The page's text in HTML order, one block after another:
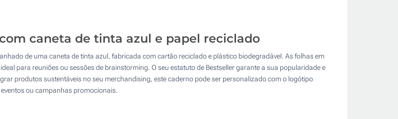
Impressão em relevo (Na capa )
Gravação a laser (Na capa )
Sem impressão
250
500
Outra : Atualizar
caneta de tinta azul e papel reciclado
de uma caneta de tinta azul, fabricada com cartão reciclado e plástico biodegradável. As folhas em
para reuniões ou sessões de brainstorming. O seu estatuto de Bestseller garante a sua popularidade e
produtos sustentáveis no seu merchandising, este caderno pode ser personalizado com o logótipo
ou campanhas promocionais.